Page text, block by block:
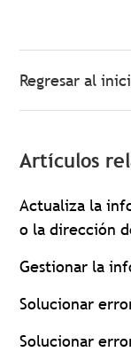
Regresar al
Artículos
Actualiza la
o la dirección
Gestionar la
Solucionar
Solucionar